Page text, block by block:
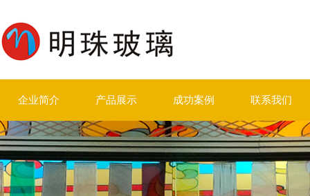
企业简介 产品展示 成功案例 联系我们